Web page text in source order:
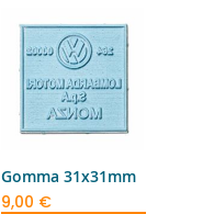
Gomma 31x31mm
9,00 €